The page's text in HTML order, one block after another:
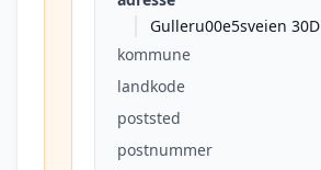
Gulleru00e5sveien 30D
kommune
landkode
poststed
postnummer